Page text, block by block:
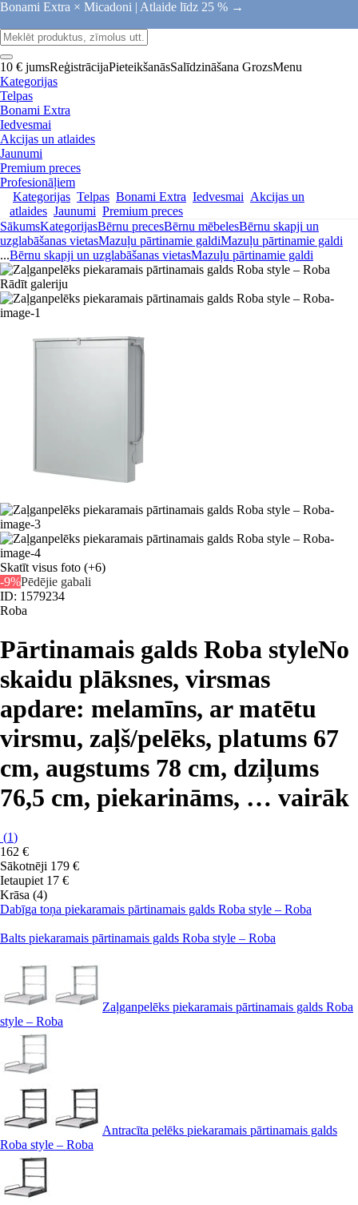
Bonami Extra × Micadoni | Atlaide līdz 25 % →
10 € jumsReģistrācijaPieteikšanāsSalīdzināšana GrozsMenu
Kategorijas
Telpas
Bonami Extra
Iedvesmai
Akcijas un atlaides
Jaunumi
Premium preces
Profesionāļiem
Kategorijas Telpas Bonami Extra Iedvesmai Akcijas un
atlaides Jaunumi Premium preces
SākumsKategorijasBērnu precesBērnu mēbelesBērnu skapji un
uzglabāšanas vietasMazuļu pārtinamie galdiMazuļu pārtinamie galdi
...Bērnu skapji un uzglabāšanas vietasMazuļu pārtinamie galdi
Rādīt galeriju
Skatīt visus foto (+6)
-9%Pēdējie gabali
ID: 1579234
Roba
Pārtinamais galds Roba styleNo
skaidu plāksnes, virsmas
apdare: melamīns, ar matētu
virsmu, zaļš/pelēks, platums 67
cm, augstums 78 cm, dziļums
76,5 cm, piekarināms, … vairāk
(1)
162 €
Sākotnēji 179 €
Ietaupiet 17 €
Krāsa (4)
Dabīga toņa piekaramais pārtinamais galds Roba style – Roba
Balts piekaramais pārtinamais galds Roba style – Roba
Zaļganpelēks piekaramais pārtinamais galds Roba
style – Roba
Antracīta pelēks piekaramais pārtinamais galds
Roba style – Roba